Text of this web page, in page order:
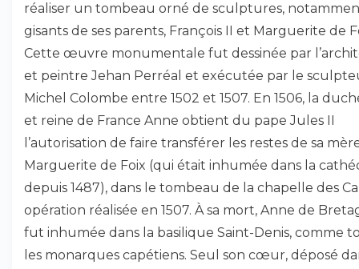
réaliser un tombeau orné de sculptures,
gisants de ses parents, François II et Marguerite de
Cette œuvre monumentale fut dessinée par
et peintre Jehan Perréal et exécutée par le
Michel Colombe entre 1502 et 1507. En 1506, la
et reine de France Anne obtient du pape Jules II
l’autorisation de faire transférer les restes de sa
Marguerite de Foix (qui était inhumée dans la
depuis 1487), dans le tombeau de la chapelle des
opération réalisée en 1507. À sa mort, Anne de
fut inhumée dans la basilique Saint-Denis, comme
les monarques capétiens. Seul son cœur, déposé